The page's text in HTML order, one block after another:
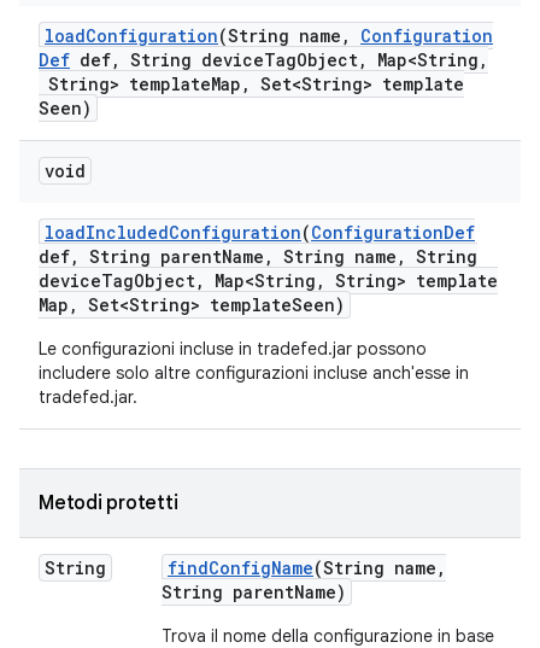
loadConfiguration(String name ,
Configuration
Def def, String deviceTagObject, Map<String ,
String> templateMap , Set<String> template
Seen)
void
loadIncludedConfiguration(ConfigurationDef
def, String parentName , String name , String
deviceTagObject, Map<String , String> template
Map , Set<String> templateSeen)
Le configurazioni incluse in tradefed.jar possono
includere solo altre configurazioni incluse anch'esse in
tradefed.jar.
Metodi protetti
String findConfigName(String name ,
String parentName)
Trova il nome della configurazione in base